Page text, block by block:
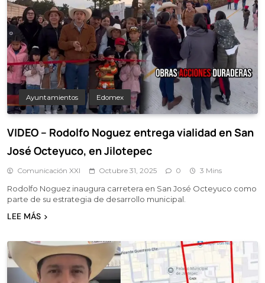
Ayuntamientos Edomex
VIDEO – Rodolfo Noguez entrega vialidad en San
José Octeyuco, en Jilotepec
Comunicación XXI Octubre 31, 2025 0 3 Mins
Rodolfo Noguez inaugura carretera en San José Octeyuco como
parte de su estrategia de desarrollo municipal.
LEE MÁS